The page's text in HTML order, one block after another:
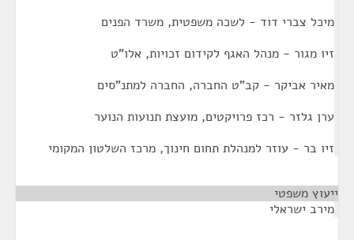
מיכל צברי דוד - לשכה משפטית, משרד הפנים
זיו מגור - מנהל האגף לקידום זכויות, אלו"ט
מאיר אביקר - קב"ט החברה, החברה למתנ"סים
ערן גלזר - רכז פרויקטים, מועצת תנועות הנוער
זיו בר - עוזר למנהלת תחום חינוך, מרכז השלטון המקומי
ייעוץ משפטי
מירב ישראלי